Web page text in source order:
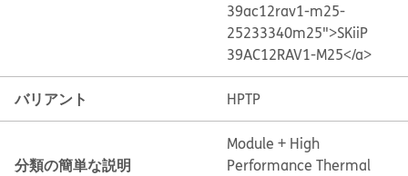
39ac12rav1-m25-
25233340m25">SKiiP
39AC12RAV1-M25</a>
バリアント HPTP
分類の簡単な説明
Module + High
Performance Thermal